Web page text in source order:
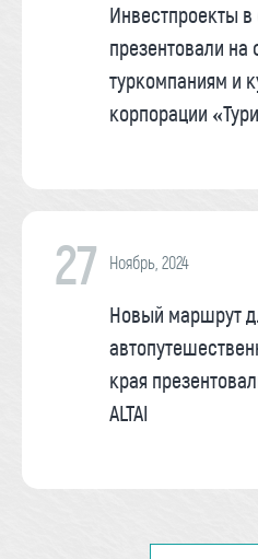
Инвестпроекты
презентовали на
туркомпаниям и
корпорации
27 Ноябрь, 2024
Новый маршрут
края
ALTAI